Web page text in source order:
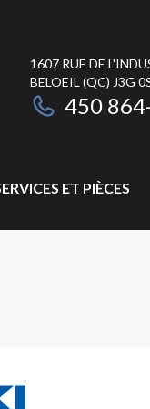
1607 RUE DE
BELOEIL (QC) J3G
450
ET PIÈCES